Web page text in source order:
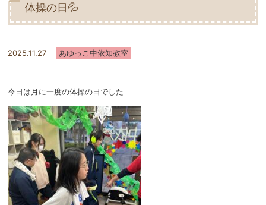
体操の日💦
2025.11.27 あゆっこ中依知教室
今日は月に一度の体操の日でした